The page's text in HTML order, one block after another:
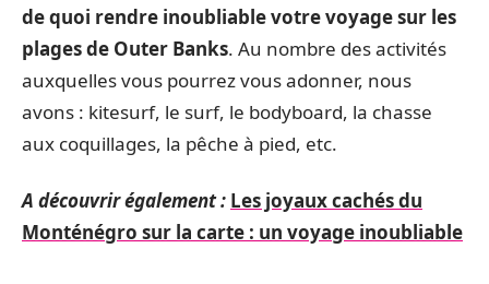
de quoi rendre inoubliable votre voyage sur les
plages de Outer Banks. Au nombre des activités
auxquelles vous pourrez vous adonner, nous
avons : kitesurf, le surf, le bodyboard, la chasse
aux coquillages, la pêche à pied, etc.
A découvrir également : Les joyaux cachés du
Monténégro sur la carte : un voyage inoubliable